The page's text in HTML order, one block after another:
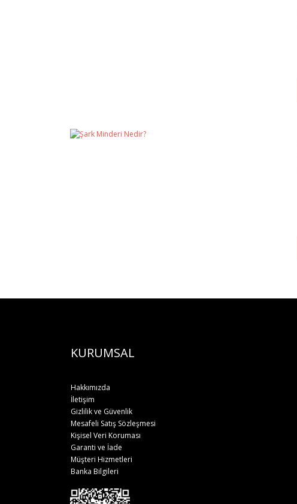
KURUMSAL
Hakkımızda
İletişim
Gizlilik ve Güvenlik
Mesafeli Satış Sözleşmesi
Kişisel Veri Koruması
Garanti ve İade
Müşteri Hizmetleri
Banka Bilgileri